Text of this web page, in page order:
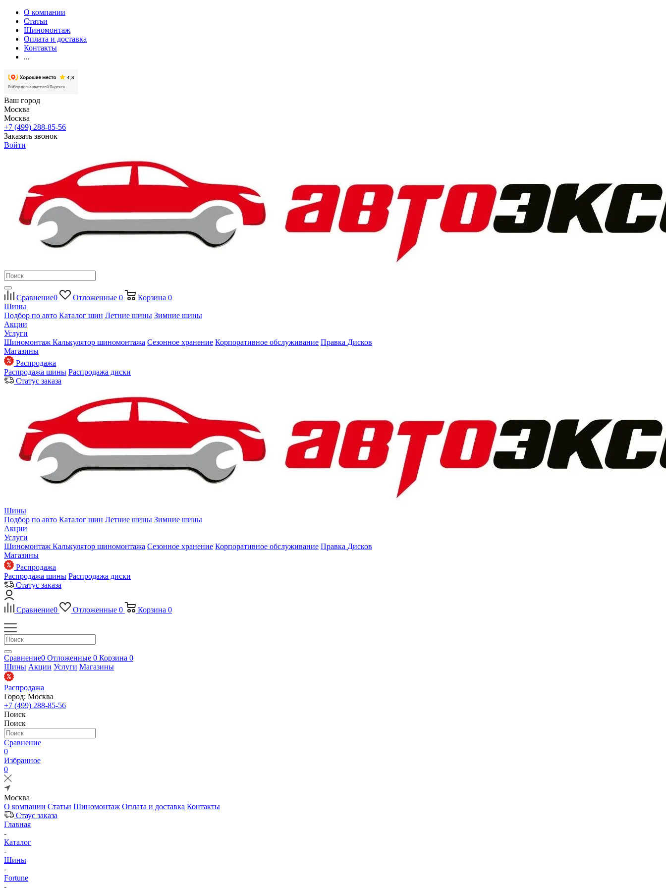
О компании
Статьи
Шиномонтаж
Оплата и доставка
Контакты
...
Ваш город
Москва
Москва
+7 (499) 288-85-56
Заказать звонок
Войти
Сравнение0 Отложенные 0 Корзина 0
Шины
Подбор по авто Каталог шин Летние шины Зимние шины
Акции
Услуги
Шиномонтаж Калькулятор шиномонтажа Сезонное хранение Корпоративное обслуживание Правка Дисков
Магазины
Распродажа
Распродажа шины Распродажа диски
Статус заказа
Шины
Подбор по авто Каталог шин Летние шины Зимние шины
Акции
Услуги
Шиномонтаж Калькулятор шиномонтажа Сезонное хранение Корпоративное обслуживание Правка Дисков
Магазины
Распродажа
Распродажа шины Распродажа диски
Статус заказа
Сравнение0 Отложенные 0 Корзина 0
Сравнение0 Отложенные 0 Корзина 0
Шины Акции Услуги Магазины
Распродажа
Город: Москва
+7 (499) 288-85-56
Поиск
Поиск
Сравнение
0
Избранное
0
Москва
О компании Статьи Шиномонтаж Оплата и доставка Контакты
Стаус заказа
Главная
-
Каталог
-
Шины
-
Fortune